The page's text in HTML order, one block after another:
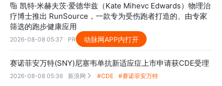
 凯特·米赫夫茨·爱德华兹（Kate Mihevc Edwards）物理治
疗博士推出 RunSource，一款专为受伤跑者打造的、由专家
筛选的跑步健康应用
2026-08-08 05:37 PR Newswire  #治疗
赛诺菲安万特(SNY)尼塞韦单抗新适应症上市申请获CDE受理
2026-08-08 05:36 新浪网  #CDE #赛诺菲安万特
动脉网APP内打开